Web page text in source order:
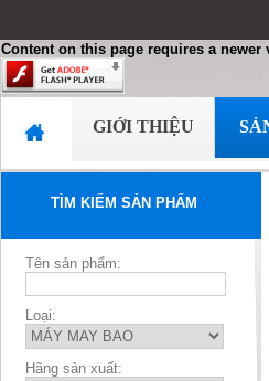
Content on this page requires a newer
GIỚI THIỆU
TÌM KIẾM SẢN PHẨM
Tên sản phẩm:
Loại:
Hãng sản xuất: